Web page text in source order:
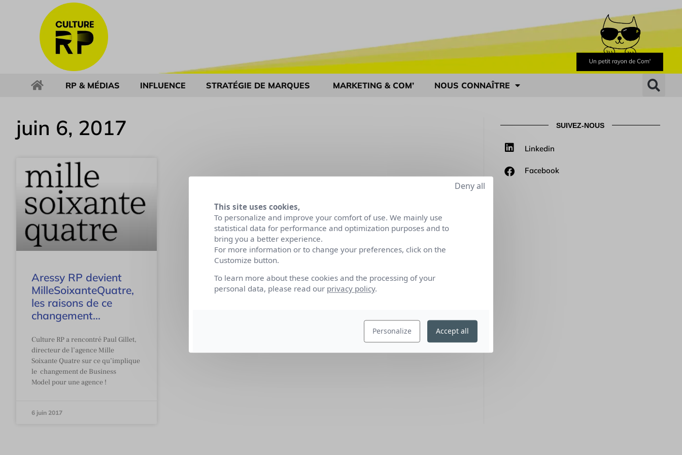
RP & MÉDIAS INFLUENCE STRATÉGIE DE MARQUES MARKETING & COM’ NOUS CONNAÎTRE
juin 6, 2017
Aressy RP devient
MilleSoixanteQuatre,
les raisons de ce
changement…
Culture RP a rencontré Paul Gillet,
directeur de l’agence Mille
Soixante Quatre sur ce qu’implique
le changement de Business
Model pour une agence !
6 juin 2017
SUIVEZ-NOUS
Linkedin
Facebook
This site uses cookies,
To personalize and improve your comfort of use. We mainly use
statistical data for performance and optimization purposes and to
bring you a better experience.
For more information or to change your preferences, click on the
Customize button.
To learn more about these cookies and the processing of your
personal data, please read our privacy policy.
Personalize
Deny all
Accept all